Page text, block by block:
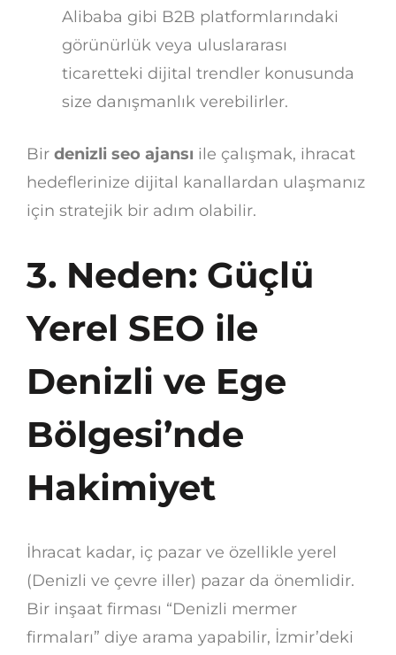
Alibaba gibi B2B platformlarındaki
görünürlük veya uluslararası
ticaretteki dijital trendler konusunda
size danışmanlık verebilirler.
Bir denizli seo ajansı ile çalışmak, ihracat
hedeflerinize dijital kanallardan ulaşmanız
için stratejik bir adım olabilir.
3. Neden: Güçlü
Yerel SEO ile
Denizli ve Ege
Bölgesi’nde
Hakimiyet
İhracat kadar, iç pazar ve özellikle yerel
(Denizli ve çevre iller) pazar da önemlidir.
Bir inşaat firması “Denizli mermer
firmaları” diye arama yapabilir, İzmir’deki